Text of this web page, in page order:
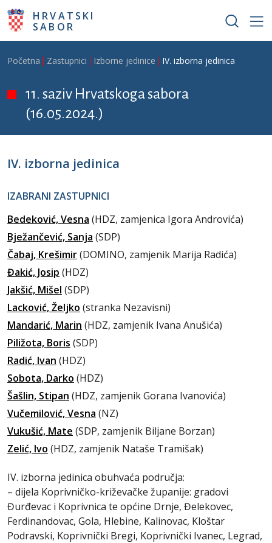
Skoči na glavni sadržaj
HRVATSKI
SABOR
Breadcrumb
Početna Zastupnici Izborne jedinice IV. izborna jedinica
11. saziv Hrvatskoga sabora
(16.05.2024.)
IV. izborna jedinica
IZABRANI ZASTUPNICI
Bedeković, Vesna (HDZ, zamjenica Igora Androvića)
Bježančević, Sanja (SDP)
Čabaj, Krešimir(DOMINO, zamjenik Marija Radića)
Đakić, Josip (HDZ)
Jakšić, Mišel (SDP)
Lacković, Željko (stranka Nezavisni)
Mandarić, Marin (HDZ, zamjenik Ivana Anušića)
Piližota, Boris (SDP)
Radić, Ivan (HDZ)
Sobota, Darko (HDZ)
Šašlin, Stipan (HDZ, zamjenik Gorana Ivanovića)
Vučemilović, Vesna (NZ)
Vukušić, Mate (SDP, zamjenik Biljane Borzan)
Zelić, Ivo (HDZ, zamjenik Nataše Tramišak)
IV. izborna jedinica obuhvaća područja:
– dijela Koprivničko-križevačke županije: gradovi
Đurđevac i Koprivnica te općine Drnje, Đelekovec,
Ferdinandovac, Gola, Hlebine, Kalinovac, Kloštar
Podravski, Koprivnički Bregi, Koprivnički Ivanec, Legrad,